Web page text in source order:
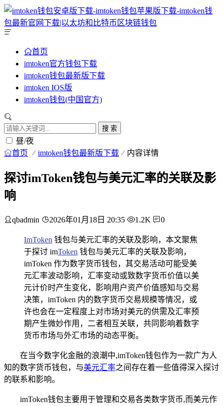
首页
imtoken官方钱包下载
imtoken钱包最新版下载
imtoken IOS版
imtoken钱包(中国官方)
搜 索
昼/夜
首页 imtoken钱包最新版下载 内容详情
探讨imToken钱包与美元汇率的关联及影
响
qbadmin 2026年01月18日 20:35 1.2K 0
ImToken 钱包与美元汇率的关联及影响，本文聚焦
于探讨 imToken 钱包与美元汇率的关联及影响，
imToken 作为数字货币钱包，其交易活动可能受美
元汇率波动影响，汇率变动或致数字货币价值以美
元计价时产生变化，影响用户资产价值感知与交易
决策，imToken 内的数字货币交易规模等情况，或
许也会在一定程度上对市场对美元的供需及汇率预
期产生微妙作用，二者相互关联，共同影响着数字
货币市场与外汇市场的动态平衡。
在当今数字化金融的浪潮中,imToken钱包作为一款广为人
知的数字货币钱包，与美元汇率之间存在着一些值得深入探讨
的联系和影响。
imToken钱包主要用于管理和交易各类数字货币,而美元作